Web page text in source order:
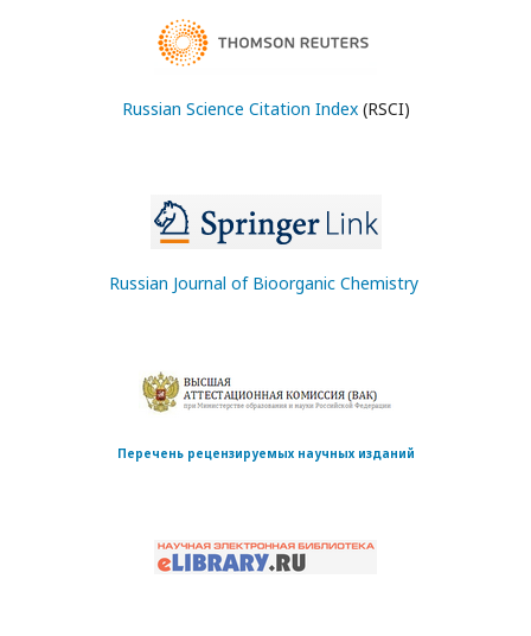
Russian Science Citation Index(RSCI)
Russian Journal of Bioorganic Chemistry
Перечень рецензируемых научных изданий